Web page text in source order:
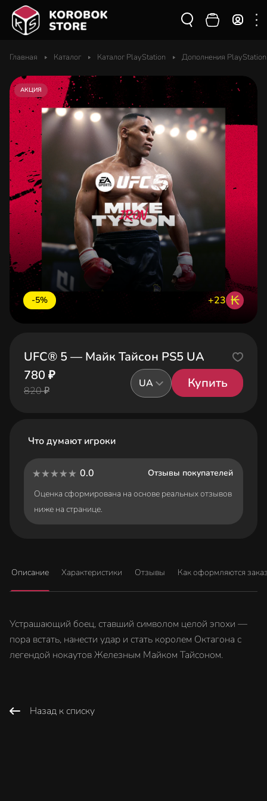
Главная Каталог Каталог PlayStation Дополнения PlayStation
-5% +23 ₭
АКЦИЯ
UFC® 5 — Майк Тайсон PS5 UA
780 ₽
820 ₽
UA Купить
Что думают игроки
0.0
Отзывы покупателей
Оценка сформирована на основе реальных отзывов
ниже на странице.
Описание Характеристики Отзывы Как оформляются
Устрашающий боец, ставший символом целой эпохи —
пора встать, нанести удар и стать королем Октагона с
легендой нокаутов Железным Майком Тайсоном.
Назад к списку